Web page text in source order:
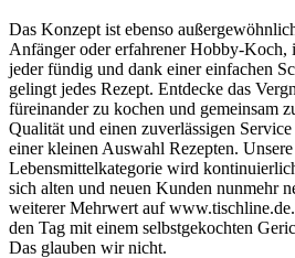
Das Konzept ist ebenso
Anfänger oder erfahrener Hobby-Koch,
jeder fündig und dank einer einfachen
gelingt jedes Rezept. Entdecke das
füreinander zu kochen und gemeinsam
Qualität und einen zuverlässigen
einer kleinen Auswahl Rezepten.
Lebensmittelkategorie wird
sich alten und neuen Kunden nunmehr
weiterer Mehrwert auf
den Tag mit einem selbstgekochten
Das glauben wir nicht.